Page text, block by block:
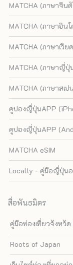
MATCHA (ภาษาจีน
MATCHA (ภาษาอินโ
MATCHA (ภาษาเวีย
MATCHA (ภาษาญี่ปุ่
MATCHA (ภาษาสเป
คูปองญี่ปุ่นAPP
คูปองญี่ปุ่นAPP
MATCHA eSIM
Locally - คู่มือญี่ปุ่นอ
สื่อพันธมิตร
คู่มือท่องเที่ยวจังหวั
Roots of Japan